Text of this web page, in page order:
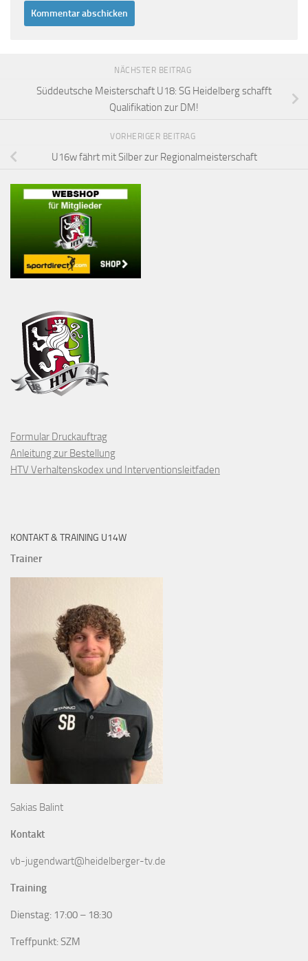
NÄCHSTER BEITRAG
Süddeutsche Meisterschaft U18: SG Heidelberg schafft
Qualifikation zur DM!
VORHERIGER BEITRAG
U16w fährt mit Silber zur Regionalmeisterschaft
Formular Druckauftrag
Anleitung zur Bestellung
HTV Verhaltenskodex und Interventionsleitfaden
KONTAKT & TRAINING U14W
Trainer
Sakias Balint
Kontakt
vb-jugendwart@heidelberger-tv.de
Training
Dienstag: 17:00 – 18:30
Treffpunkt: SZM